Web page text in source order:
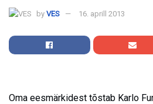
by VES 16. aprill 2013
Oma eesmärkidest tõstab Karlo